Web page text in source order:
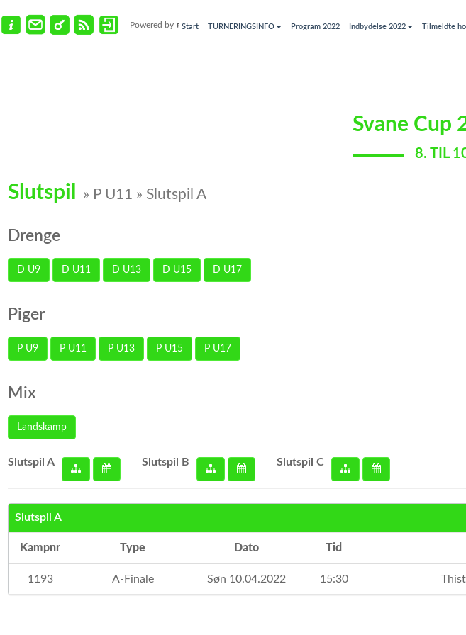
Powered by Start TURNERINGSINFO Program 2022 Indbydelse 2022 Tilmeldte
Svane Cup
8. TIL
Slutspil » P U11 » Slutspil A
Drenge
D U9 D U11 D U13 D U15 D U17
Piger
P U9 P U11 P U13 P U15 P U17
Mix
Landskamp
Slutspil A Slutspil B Slutspil C
Slutspil A
Kampnr Type Dato Tid
1193 A-Finale Søn 10.04.2022 15:30